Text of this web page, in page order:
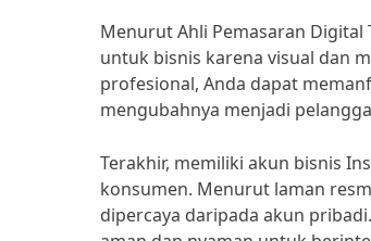
Menurut Ahli Pemasaran
untuk bisnis karena visual dan
profesional, Anda dapat
mengubahnya menjadi
Terakhir, memiliki akun bisnis
konsumen. Menurut laman
dipercaya daripada akun